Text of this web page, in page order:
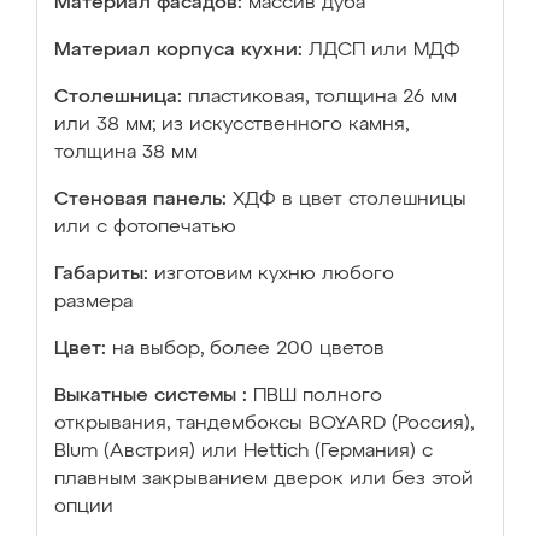
Материал корпуса кухни: ЛДСП или МДФ
Столешница: пластиковая, толщина 26 мм
или 38 мм; из искусственного камня,
толщина 38 мм
Стеновая панель: ХДФ в цвет столешницы
или с фотопечатью
Габариты: изготовим кухню любого
размера
Цвет: на выбор, более 200 цветов
Выкатные системы :
ПВШ полного
открывания, тандембоксы BOYARD (Россия),
Blum (Австрия) или Hettich (Германия) с
плавным закрыванием дверок или без этой
опции